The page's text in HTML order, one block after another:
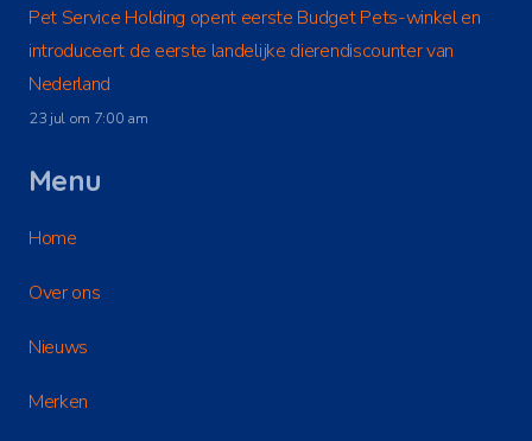
Pet Service Holding opent eerste Budget Pets-winkel en
introduceert de eerste landelijke dierendiscounter van
Nederland
23 jul om 7:00 am
Menu
Home
Over ons
Nieuws
Merken